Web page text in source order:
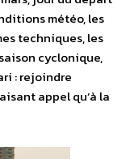
météo, les
techniques, les
cyclonique,
: rejoindre
appel qu’à la